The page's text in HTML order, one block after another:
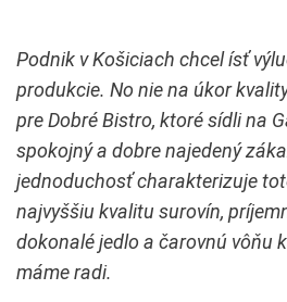
Podnik v Košiciach chcel ísť
produkcie. No nie na úkor
pre Dobré Bistro, ktoré sídli na
spokojný a dobre najedený
jednoduchosť charakterizuje
najvyššiu kvalitu surovín,
dokonalé jedlo a čarovnú vôňu
máme radi.